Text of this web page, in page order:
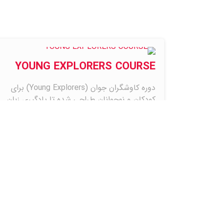
YOUNG EXPLORERS COURSE
دوره کاوشگران جوان (Young Explorers) برای
کودکان و نوجوانان طراحی شده تا یادگیری زبان